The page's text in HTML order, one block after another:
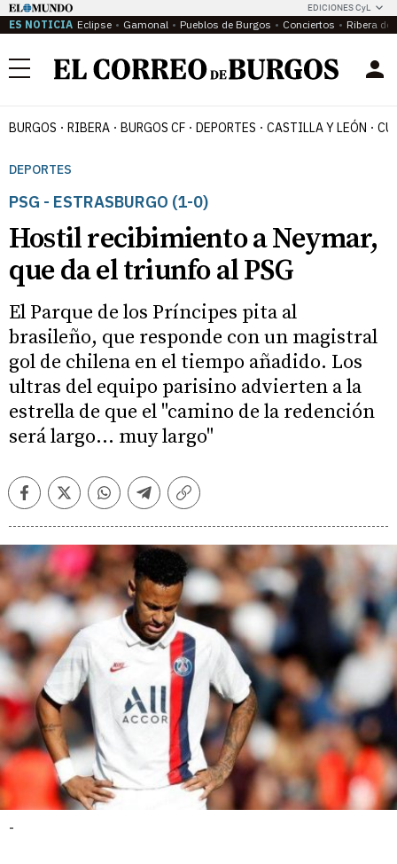
EDICIONES CyL
ES NOTICIA Eclipse Gamonal Pueblos de Burgos Conciertos Ribera del
Menú
BURGOS RIBERA BURGOS CF DEPORTES CASTILLA Y LEÓN
DEPORTES
PSG - ESTRASBURGO (1-0)
Hostil recibimiento a Neymar,
que da el triunfo al PSG
El Parque de los Príncipes pita al
brasileño, que responde con un magistral
gol de chilena en el tiempo añadido. Los
ultras del equipo parisino advierten a la
estrella de que el "camino de la redención
será largo... muy largo"
FacebookTwitterWhatsappTelegramCopiar
-